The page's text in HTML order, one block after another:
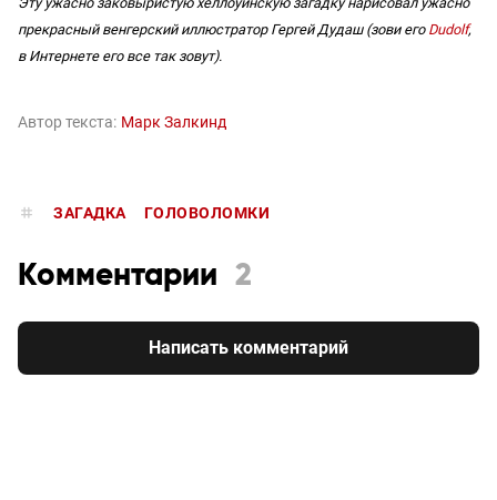
прекрасный венгерский иллюстратор Гергей Дудаш (зови его Dudolf,
в Интернете его все так зовут).
Автор текста: Марк Залкинд
ЗАГАДКА ГОЛОВОЛОМКИ
Комментарии 2
Написать комментарий